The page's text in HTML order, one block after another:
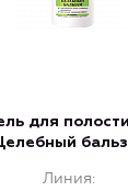
для
Линия